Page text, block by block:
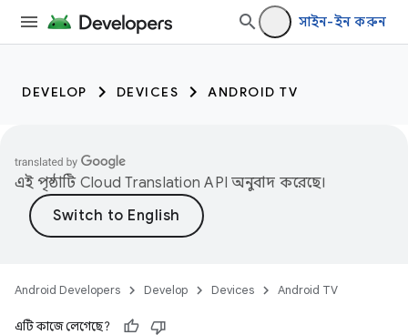
সাইন-ইন করুন
DEVELOP DEVICES ANDROID TV
এই পৃষ্ঠাটি Cloud Translation API অনুবাদ করেছে।
Android Developers Develop Devices Android TV
এটি কাজে লেগেছে?